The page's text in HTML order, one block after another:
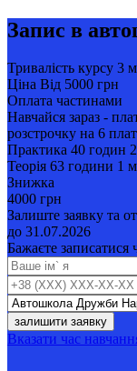
Запис в
Тривалість курсу 3
Ціна Від 5000 грн
Оплата частинами
Навчайся зараз -
розстрочку на 6
Практика 40 годин
Теорія 63 години 1
Знижка
4000 грн
Залиште заявку та
до 31.07.2026
Бажаєте записатися
залишити заявку
Вказати час